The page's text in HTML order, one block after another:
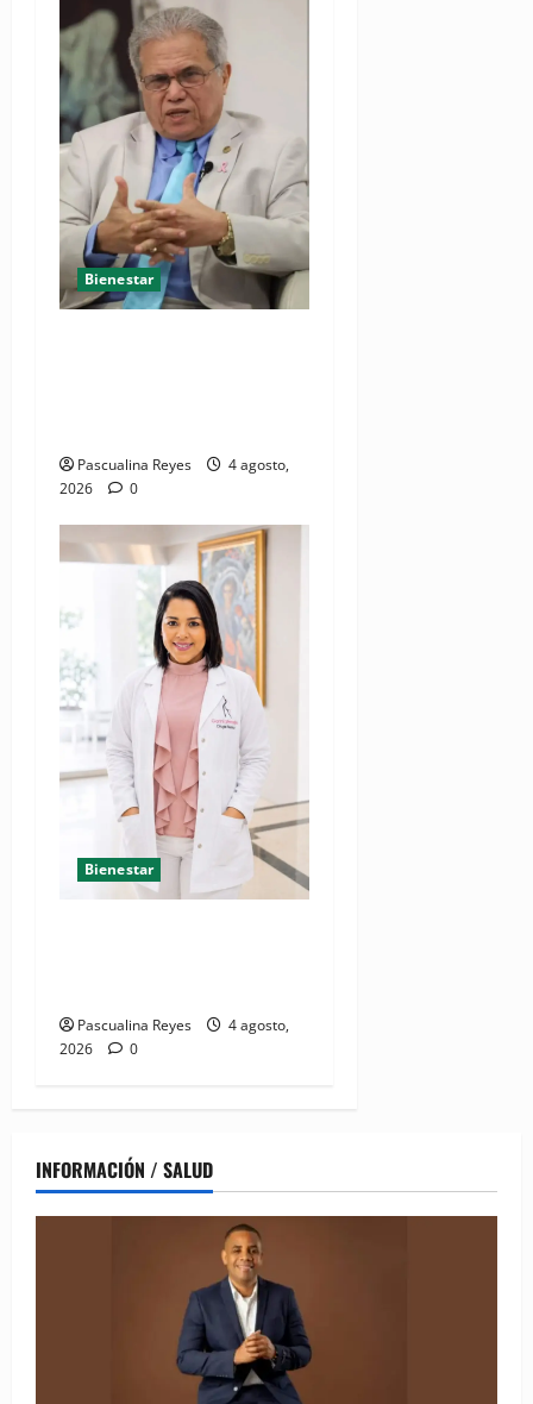
Bienestar
Pascualina Reyes
4 agosto,
2026
0
Bienestar
Pascualina Reyes
4 agosto,
2026
0
INFORMACIÓN / SALUD